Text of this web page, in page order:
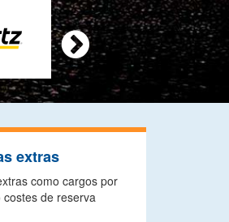

extras
como cargos por
de reserva